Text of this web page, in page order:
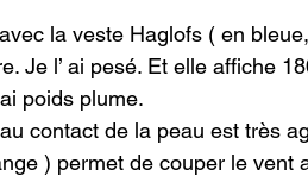
la veste Haglofs ( en
Je l’ ai pesé. Et elle affiche
poids plume.
contact de la peau est très
) permet de couper le vent